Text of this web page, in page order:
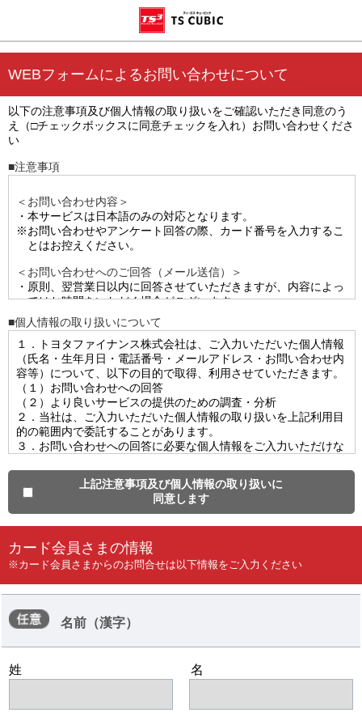
WEBフォームによるお問い合わせについて
以下の注意事項及び個人情報の取り扱いをご確認いただき同意のう
え（□チェックボックスに同意チェックを入れ）お問い合わせくださ
い
■注意事項
＜お問い合わせ内容＞
・本サービスは日本語のみの対応となります。
※お問い合わせやアンケート回答の際、カード番号を入力するこ
とはお控えください。
＜お問い合わせへのご回答（メール送信）＞
・原則、翌営業日以内に回答させていただきますが、内容によっ
てはお時間をいただく場合がございます。
・お問い合わせの内容によっては弊社インフォメーションデスク
へのお電話をお願いする場合、もしくは当社よりお電話させて
いただく場合がございます。
・お問い合わせの内容によっては当社の任意の判断により、ご回
答させていただけない場合がございます。
・お問い合わせ内容によっては「カード会員さまの情報」がすべ
て入力されていないとご回答させていただけない場合がござい
ます。
・お問い合わせの内容によってはご契約者さま本人以外にはご回
答させていただけない場合がございます。
否）を登録されているお客様は受信対象アドレスへの追加登録
（または受信拒否解除）をお願いします。
・当社送信メールアドレスは
＜その他＞
・当サービスにて取り引きの申し込みまたは承諾としての効力そ
の他法的な効力を有しません。
・当サービスによる通信内容は、第三者に開示することを禁止さ
■個人情報の取り扱いについて
１．トヨタファイナンス株式会社は、ご入力いただいた個人情報
（氏名・生年月日・電話番号・メールアドレス・お問い合わせ内
容等）について、以下の目的で取得、利用させていただきます。
（１）お問い合わせへの回答
（２）より良いサービスの提供のための調査・分析
２．当社は、ご入力いただいた個人情報の取り扱いを上記利用目
的の範囲内で委託することがあります。
３．お問い合わせへの回答に必要な個人情報をご入力いただけな
４．ご入力いただいた個人情報について開示等（利用目的の通
知、開示、内容の訂正・追加又は削除、利用の停止、消去又は第
三者への提供の停止、第三者提供記録の開示）に関するご請求が
＜個人情報の開示に関するご相談、苦情に関して＞
お問い合わせは下記を参照ください。
＜その他のお問い合わせに関して（商品・サービス、お支払い関
・よくあるご質問
上記注意事項及び個人情報の取り扱いに
同意します
カード会員さまの情報
※カード会員さまからのお問合せは以下情報をご入力ください
名前（漢字）
姓 名